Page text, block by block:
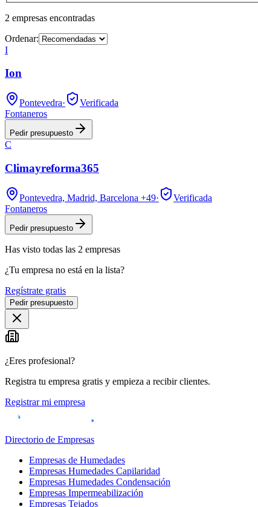
2 empresas encontradas
Ordenar:
I
Ion
Pontevedra·
Verificada
Fontaneros
Pedir presupuesto
C
Climayreforma365
Pontevedra, Madrid, Barcelona +49·
Verificada
Fontaneros
Pedir presupuesto
Has visto todas las 2 empresas
¿Tu empresa no está en la lista?
Regístrate gratis
Pedir presupuesto
¿Eres profesional?
Registra tu empresa gratis y empieza a recibir clientes.
Registrar mi empresa
Directorio de Empresas
Empresas de Humedades
Empresas Humedades Capilaridad
Empresas Humedades Condensación
Empresas Impermeabilización
Empresas Tejados